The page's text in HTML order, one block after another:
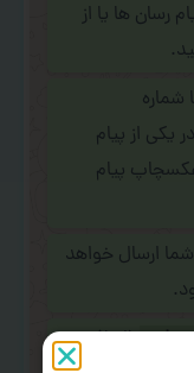
رسان ها یا از
شماره
یکی از پیام
عکسچاپ پیام
ارسال خواهد
طرح (اضافه